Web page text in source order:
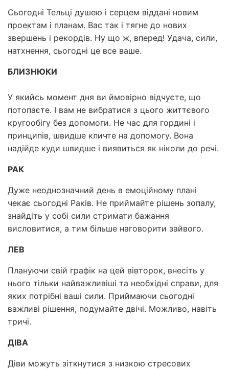
Сьогодні Тельці душею і серцем віддані новим
проектам і планам. Вас так і тягне до нових
звершень і рекордів. Ну що ж, вперед! Удача, сили,
натхнення, сьогодні це все ваше.
БЛИЗНЮКИ
У якийсь момент дня ви ймовірно відчуєте, що
потопаєте. І вам не вибратися з цього життєвого
кругообігу без допомоги. Не час для гордині і
принципів, швидше кличте на допомогу. Вона
надійде куди швидше і виявиться як ніколи до речі.
РАК
Дуже неоднозначний день в емоційному плані
чекає сьогодні Раків. Не приймайте рішень зопалу,
знайдіть у собі сили стримати бажання
висловитися, а тим більше наговорити зайвого.
ЛЕВ
Плануючи свій графік на цей вівторок, внесіть у
нього тільки найважливіші та необхідні справи, для
яких потрібні ваші сили. Приймаючи сьогодні
важливі рішення, подумайте двічі. Можливо, навіть
тричі.
ДІВА
Діви можуть зіткнутися з низкою стресових